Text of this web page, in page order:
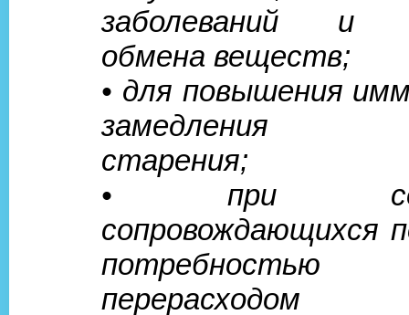
заболеваний и
обмена веществ;
• для повышения
замедления
старения;
• при
сопровождающихся